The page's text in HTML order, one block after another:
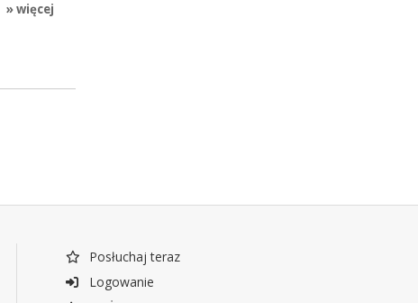
» więcej
Posłuchaj teraz
Logowanie